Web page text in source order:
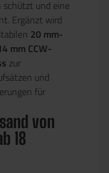
und eine
Ergänzt wird
20 mm-
mm CCW-
zur
und
für
von
18